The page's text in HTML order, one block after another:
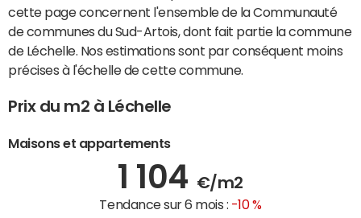
cette page concernent l'ensemble de la Communauté
de communes du Sud-Artois, dont fait partie la commune
de Léchelle. Nos estimations sont par conséquent moins
précises à l'échelle de cette commune.
Prix du m2 à Léchelle
Maisons et appartements
1 104 €/m2
Tendance sur 6 mois : -10 %